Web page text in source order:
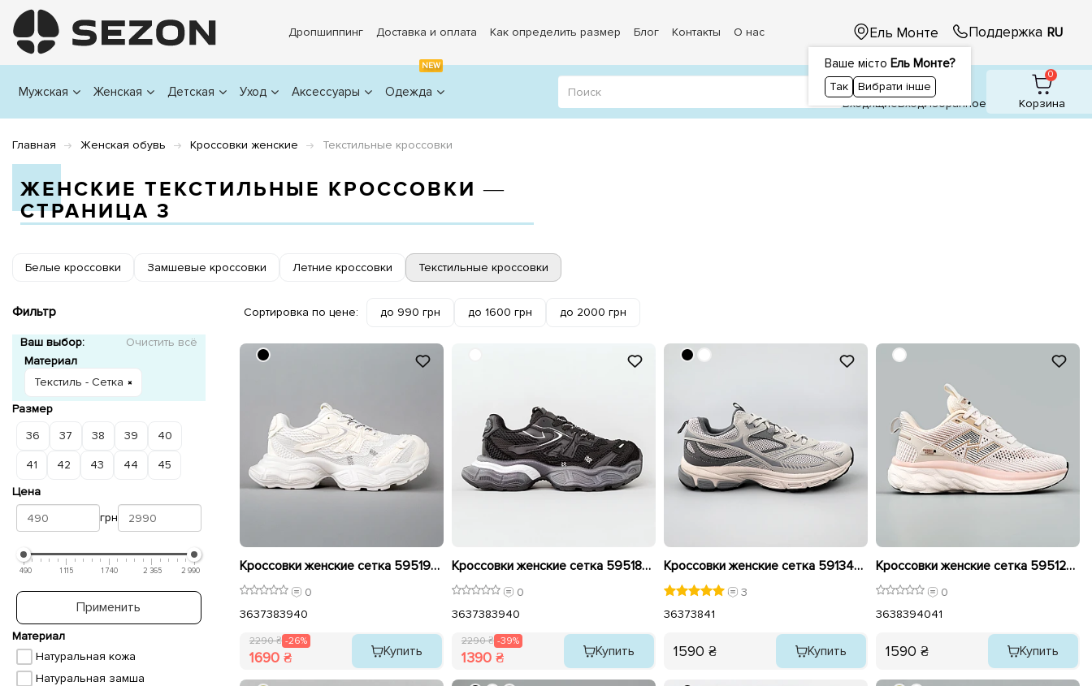
Дропшиппинг Доставка и оплата Как определить размер Блог Контакты О нас Ель Монте
Ваше місто Ель Монте?
Так Вибрати інше
Поддержка RU
Мужская Женская Детская Уход Аксессуары
NEW
Одежда
1
ВходящиеВходИзбранное
0
Корзина
Главная Женская обувь Кроссовки женские Текстильные кроссовки
ЖЕНСКИЕ ТЕКСТИЛЬНЫЕ КРОССОВКИ ―
СТРАНИЦА 3
Белые кроссовки Замшевые кроссовки Летние кроссовки Текстильные кроссовки
Фильтр
Ваш выбор:
Очистить всё
Материал
Текстиль - Сетка
Размер
36
37 38 39 40
41 42 43 44
45
Цена
грн
490 1 115 1 740 2 365 2 990
Применить
Материал
Натуральная кожа
Натуральная замша
Сортировка по цене: до 990 грн до 1600 грн до 2000 грн
Кроссовки женские сетка 595190 Белые распродажа
0
3637383940
2290 ₴ -26%
1690 ₴ Купить
Кроссовки женские сетка 595189 Черные распродажа
0
3637383940
2290 ₴ -39%
1390 ₴ Купить
Кроссовки женские сетка 591343 Серые
3
36373841
1590 ₴ Купить
Кроссовки женские сетка 595127 Бежевые с розовым
0
3638394041
1590 ₴ Купить